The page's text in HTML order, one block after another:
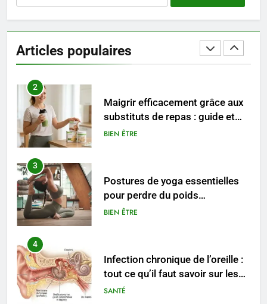
Articles populaires
1
ENTREPRISE
2
Maigrir efficacement grâce aux
substituts de repas : guide et
conseils pratiques
BIEN ÊTRE
3
Postures de yoga essentielles
pour perdre du poids
rapidement et durable
BIEN ÊTRE
4
Infection chronique de l’oreille :
tout ce qu’il faut savoir sur les
saignements
SANTÉ